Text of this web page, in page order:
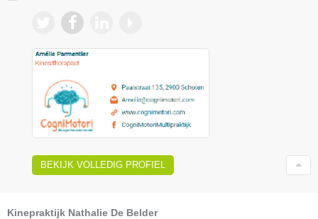
BEKIJK VOLLEDIG PROFIEL
Kinepraktijk Nathalie De Belder